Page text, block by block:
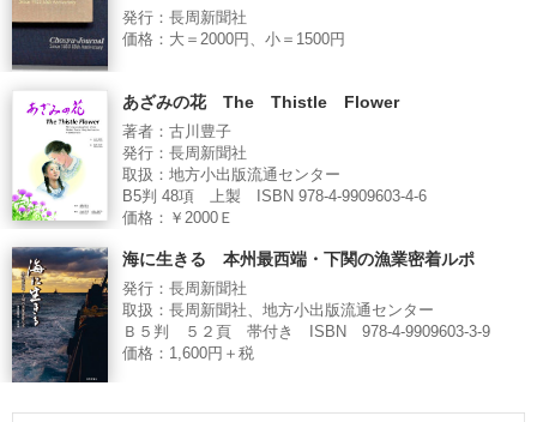
発行：長周新聞社
価格：大＝2000円、小＝1500円
あざみの花 The Thistle Flower
著者：古川豊子
発行：長周新聞社
取扱：地方小出版流通センター
B5判 48項 上製 ISBN 978-4-9909603-4-6
価格：￥2000Ｅ
海に生きる 本州最西端・下関の漁業密着ルポ
発行：長周新聞社
取扱：長周新聞社、地方小出版流通センター
Ｂ５判 ５２頁 帯付き ISBN 978-4-9909603-3-9
価格：1,600円＋税